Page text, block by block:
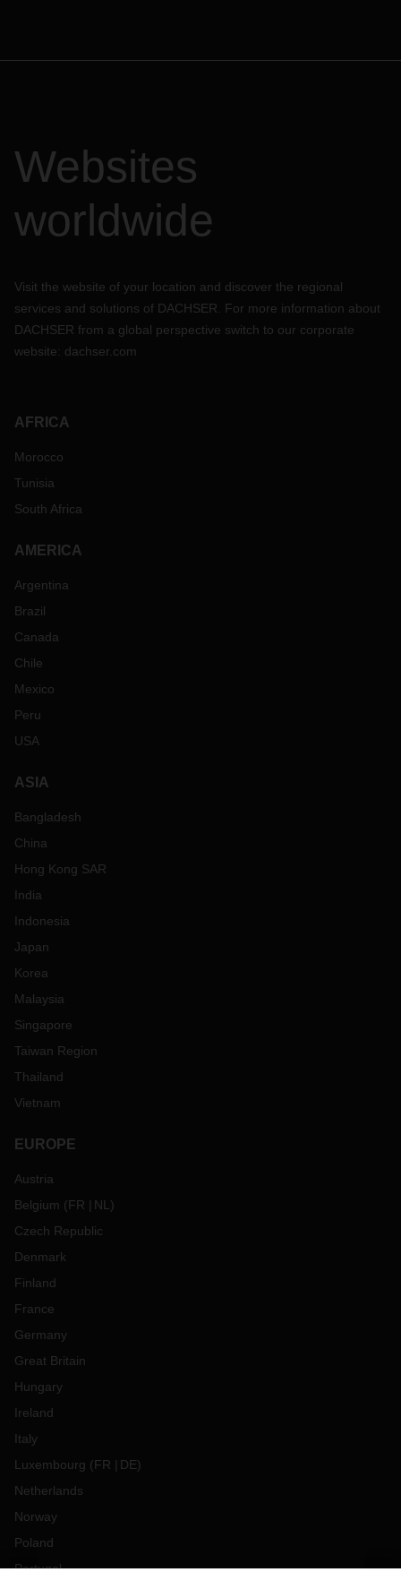
Websites
worldwide
Visit the website of your location and discover the regional
services and solutions of DACHSER. For more information about
DACHSER from a global perspective switch to our corporate
website: dachser.com
AFRICA
Morocco
Tunisia
South Africa
AMERICA
Argentina
Brazil
Canada
Chile
Mexico
Peru
USA
ASIA
Bangladesh
China
Hong Kong SAR
India
Indonesia
Japan
Korea
Malaysia
Singapore
Taiwan Region
Thailand
Vietnam
EUROPE
Austria
Belgium (FR NL )
Czech Republic
Denmark
Finland
France
Germany
Great Britain
Hungary
Ireland
Italy
Luxembourg (FR DE)
Netherlands
Norway
Poland
Portugal